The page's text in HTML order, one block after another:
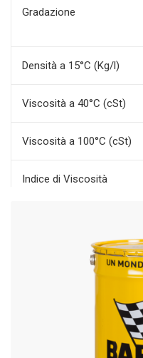
Gradazione
Densità a 15°C (Kg/l)
Viscosità a 40°C (cSt)
Viscosità a 100°C (cSt)
Indice di Viscosità
Punto di scorrimento (°C)